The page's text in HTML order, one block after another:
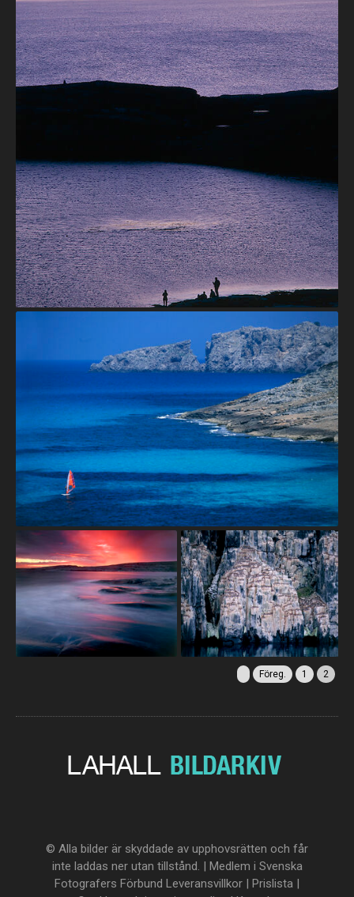
Föreg. 1 2
© Alla bilder är skyddade av upphovsrätten och får
inte laddas ner utan tillstånd. | Medlem i Svenska
Fotografers Förbund Leveransvillkor | Prislista |